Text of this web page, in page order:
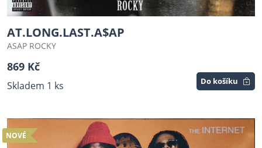
AT.LONG.LAST.A$AP
ASAP ROCKY
869 Kč
Skladem 1 ks Do košíku
NOVÉ